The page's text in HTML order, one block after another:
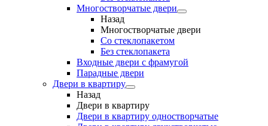
Многостворчатые двери
Назад
Многостворчатые двери
Со стеклопакетом
Без стеклопакета
Входные двери с фрамугой
Парадные двери
Двери в квартиру
Назад
Двери в квартиру
Двери в квартиру одностворчатые